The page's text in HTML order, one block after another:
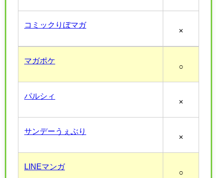
コミックりぼマガ
×
マガポケ
○
パルシィ
×
サンデーうぇぶり
×
LINEマンガ
○